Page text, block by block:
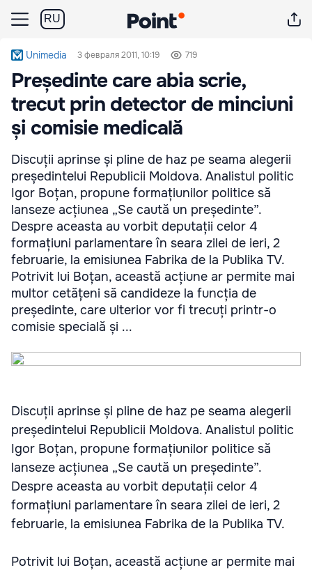
RU
Unimedia 3 февраля 2011, 10:19 719
Președinte care abia scrie,
trecut prin detector de minciuni
și comisie medicală
Discuții aprinse și pline de haz pe seama alegerii
președintelui Republicii Moldova. Analistul politic
Igor Boțan, propune formațiunilor politice să
lanseze acțiunea „Se caută un președinte”.
Despre aceasta au vorbit deputații celor 4
formațiuni parlamentare în seara zilei de ieri, 2
februarie, la emisiunea Fabrika de la Publika TV.
Potrivit lui Boțan, această acțiune ar permite mai
multor cetățeni să candideze la funcția de
președinte, care ulterior vor fi trecuți printr-o
comisie specială și ...
Discuții aprinse și pline de haz pe seama alegerii
președintelui Republicii Moldova. Analistul politic
Igor Boțan, propune formațiunilor politice să
lanseze acțiunea „Se caută un președinte”.
Despre aceasta au vorbit deputații celor 4
formațiuni parlamentare în seara zilei de ieri, 2
februarie, la emisiunea Fabrika de la Publika TV.
Potrivit lui Boțan, această acțiune ar permite mai